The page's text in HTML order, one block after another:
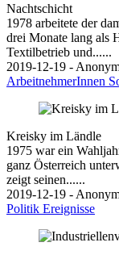
Nachtschicht
1978 arbeitete der
drei Monate lang als
Textilbetrieb und......
2019-12-19 -
ArbeitnehmerInnen
Kreisky im Ländle
1975 war ein
ganz Österreich
zeigt seinen......
2019-12-19 -
Politik Ereignisse